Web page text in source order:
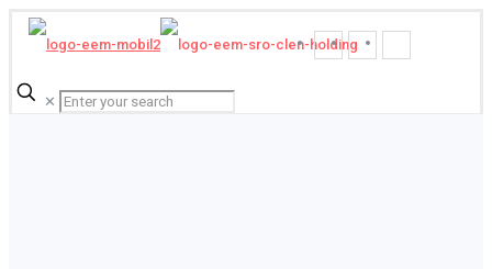
✕